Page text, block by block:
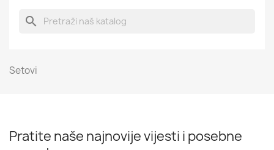
search
Setovi
Pratite naše najnovije vijesti i posebne